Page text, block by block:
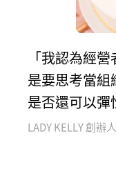
「我認為經
是要思考當
是否還可以彈
LADY KELLY 創辦